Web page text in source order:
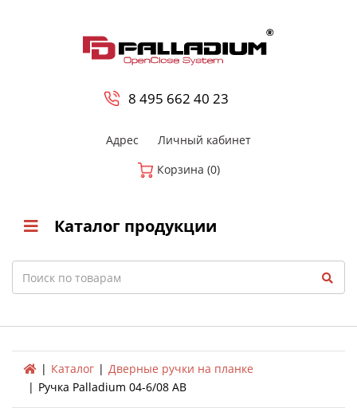
8 495 662 40 23
Адрес
Личный кабинет
Корзина (0)
Каталог продукции
Search
Каталог
Дверные ручки на планке
Ручка Palladium 04-6/08 AB